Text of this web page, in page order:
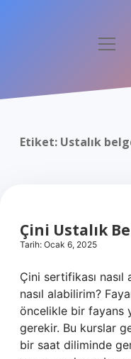
Politikası
Etiket: Ustalık
Çini Ustalık
Tarih: Ocak 6, 2025
Çini sertifikası nasıl
nasıl alabilirim?
öncelikle bir fayans
gerekir. Bu kurslar
bir saat diliminde